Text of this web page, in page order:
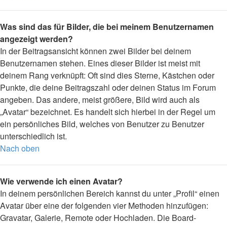
Was sind das für Bilder, die bei meinem Benutzernamen
angezeigt werden?
In der Beitragsansicht können zwei Bilder bei deinem
Benutzernamen stehen. Eines dieser Bilder ist meist mit
deinem Rang verknüpft: Oft sind dies Sterne, Kästchen oder
Punkte, die deine Beitragszahl oder deinen Status im Forum
angeben. Das andere, meist größere, Bild wird auch als
„Avatar“ bezeichnet. Es handelt sich hierbei in der Regel um
ein persönliches Bild, welches von Benutzer zu Benutzer
unterschiedlich ist.
Nach oben
Wie verwende ich einen Avatar?
In deinem persönlichen Bereich kannst du unter „Profil“ einen
Avatar über eine der folgenden vier Methoden hinzufügen:
Gravatar, Galerie, Remote oder Hochladen. Die Board-